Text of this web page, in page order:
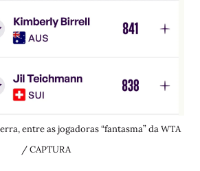
entre as jogadoras “fantasma” da WTA
/ CAPTURA